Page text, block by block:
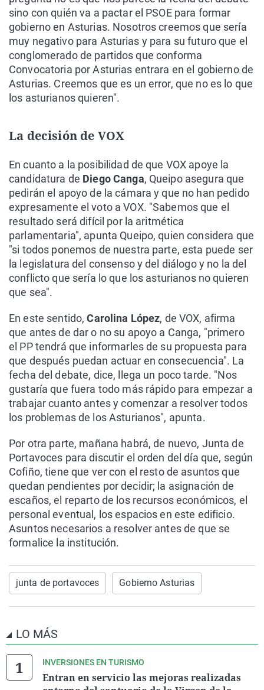
sino con quién va a pactar el PSOE para formar
gobierno en Asturias. Nosotros creemos que sería
muy negativo para Asturias y para su futuro que el
conglomerado de partidos que conforma
Convocatoria por Asturias entrara en el gobierno de
Asturias. Creemos que es un error, que no es lo que
los asturianos quieren".
La decisión de VOX
En cuanto a la posibilidad de que VOX apoye la
candidatura de Diego Canga, Queipo asegura que
pedirán el apoyo de la cámara y que no han pedido
expresamente el voto a VOX. "Sabemos que el
resultado será difícil por la aritmética
parlamentaria", apunta Queipo, quien considera que
"si todos ponemos de nuestra parte, esta puede ser
la legislatura del consenso y del diálogo y no la del
conflicto que sería lo que los asturianos no quieren
que sea".
En este sentido,Carolina López, de VOX, afirma
que antes de dar o no su apoyo a Canga, "primero
el PP tendrá que informarles de su propuesta para
que después puedan actuar en consecuencia". La
fecha del debate, dice, llega un poco tarde. "Nos
gustaría que fuera todo más rápido para empezar a
trabajar cuanto antes y comenzar a resolver todos
los problemas de los Asturianos", apunta.
Por otra parte, mañana habrá, de nuevo, Junta de
Portavoces para discutir el orden del día que, según
Cofiño, tiene que ver con el resto de asuntos que
quedan pendientes por decidir; la asignación de
escaños, el reparto de los recursos económicos, el
personal eventual, los espacios en este edificio.
Asuntos necesarios a resolver antes de que se
formalice la institución.
junta de portavoces Gobierno Asturias
LO MÁS
INVERSIONES EN TURISMO
Entran en servicio las mejoras realizadas